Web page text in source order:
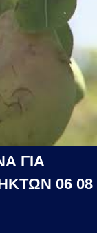
ΓΙΑ
06 08